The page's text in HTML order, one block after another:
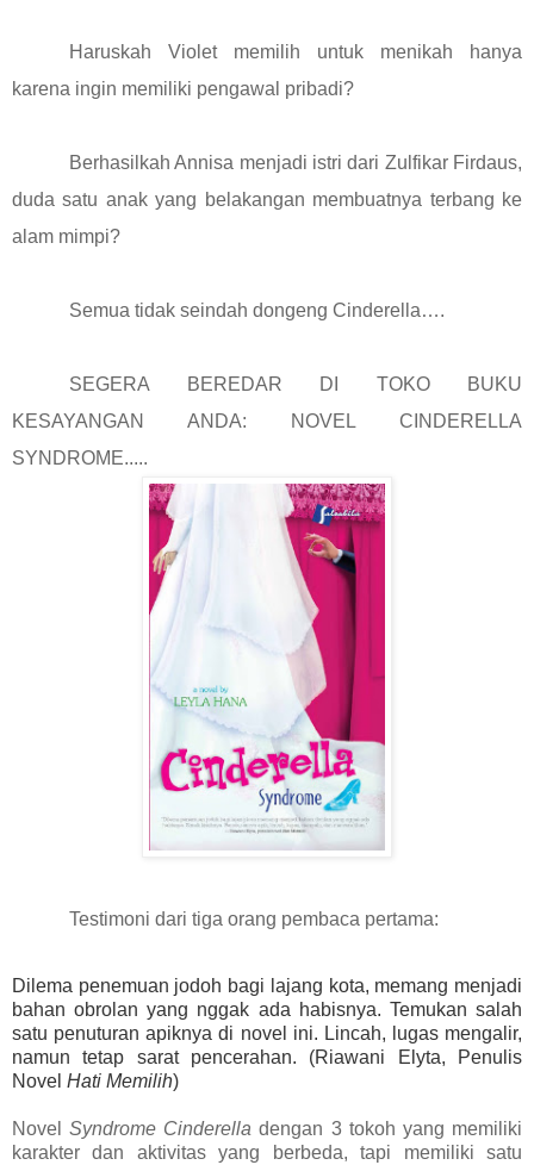
Haruskah Violet memilih untuk menikah hanya
karena ingin memiliki pengawal pribadi?
Berhasilkah Annisa menjadi istri dari Zulfikar Firdaus,
duda satu anak yang belakangan membuatnya terbang ke
alam mimpi?
Semua tidak seindah dongeng Cinderella….
SEGERA BEREDAR DI TOKO BUKU
KESAYANGAN ANDA: NOVEL CINDERELLA
SYNDROME.....
Testimoni dari tiga orang pembaca pertama:
Dilema penemuan jodoh bagi lajang kota, memang menjadi
bahan obrolan yang nggak ada habisnya. Temukan salah
satu penuturan apiknya di novel ini. Lincah, lugas mengalir,
namun tetap sarat pencerahan. (Riawani Elyta, Penulis
Novel Hati Memilih)
NovelSyndrome Cinderella dengan 3 tokoh yang memiliki
karakter dan aktivitas yang berbeda, tapi memiliki satu